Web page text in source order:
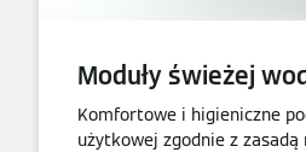
Moduły świeżej
Komfortowe i higieniczne
użytkowej zgodnie z